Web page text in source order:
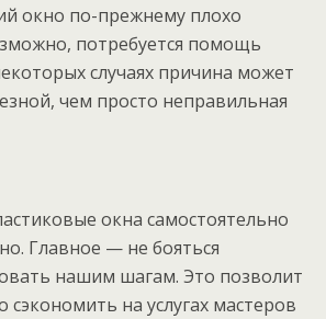
окно по-прежнему плохо
потребуется помощь
случаях причина может
чем просто неправильная
окна самостоятельно
Главное — не бояться
нашим шагам. Это позволит
сэкономить на услугах мастеров